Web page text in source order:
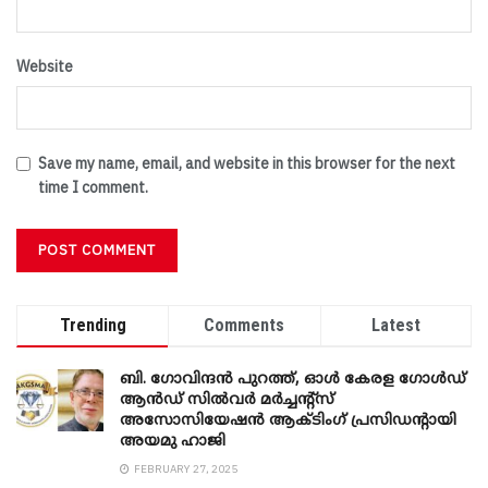
Website
Save my name, email, and website in this browser for the next
time I comment.
Trending Comments Latest
ബി. ​ഗോവിന്ദൻ പുറത്ത്, ഓൾ കേരള ഗോൾഡ്
ആൻഡ് സിൽവർ മർച്ചന്റ്സ്
അസോസിയേഷൻ ആക്ടിംഗ് പ്രസിഡന്റായി
അയമു ഹാജി
FEBRUARY 27, 2025